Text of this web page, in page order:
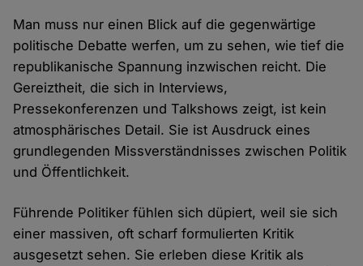
Man muss nur einen Blick auf die gegenwärtige
politische Debatte werfen, um zu sehen, wie tief die
republikanische Spannung inzwischen reicht. Die
Gereiztheit, die sich in Interviews,
Pressekonferenzen und Talkshows zeigt, ist kein
atmosphärisches Detail. Sie ist Ausdruck eines
grundlegenden Missverständnisses zwischen Politik
und Öffentlichkeit.
Führende Politiker fühlen sich düpiert, weil sie sich
einer massiven, oft scharf formulierten Kritik
ausgesetzt sehen. Sie erleben diese Kritik als